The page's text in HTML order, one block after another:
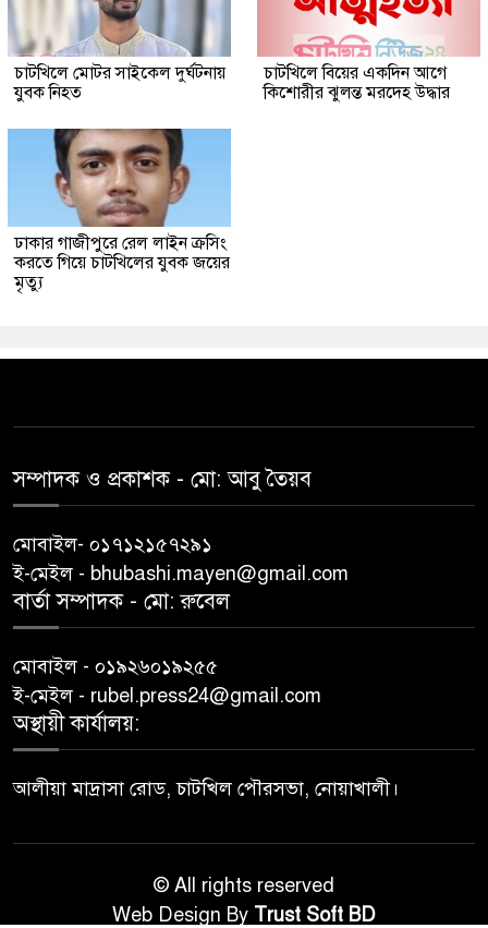
চাটখিলে মোটর সাইকেল দুর্ঘটনায়
যুবক নিহত
চাটখিলে বিয়ের একদিন আগে
কিশোরীর ঝুলন্ত মরদেহ উদ্ধার
ঢাকার গাজীপুরে রেল লাইন ক্রসিং
করতে গিয়ে চাটখিলের যুবক জয়ের
মৃত্যু
সম্পাদক ও প্রকাশক -‌ মো: আবু‌ তৈয়ব
মোবাইল- ০১৭১২১৫৭২৯১
ই-মেইল - bhubashi.mayen@gmail.com
বার্তা সম্পাদক - মো: রু‌বেল
মোবাইল - ০১৯২৬০১৯২৫৫
ই-মেইল - rubel.press24@gmail.com
অস্থায়ী কার্যালয়:
আলীয়া মাদ্রাসা রোড, চাটখিল পৌরসভা, নোয়াখালী।
© All rights reserved
Web Design By Trust Soft BD